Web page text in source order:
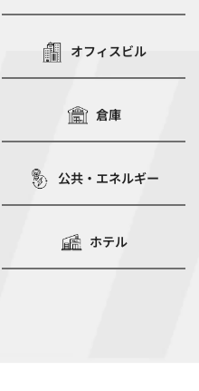
オフィスビル
倉庫
公共・エネルギー
ホテル